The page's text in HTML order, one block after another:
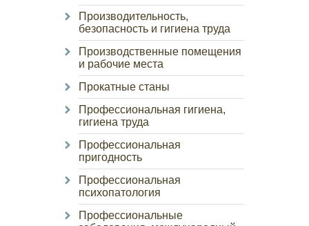
Производительность,
безопасность и гигиена труда
Производственные помещения
и рабочие места
Прокатные станы
Профессиональная гигиена,
гигиена труда
Профессиональная
пригодность
Профессиональная
психопатология
Профессиональные